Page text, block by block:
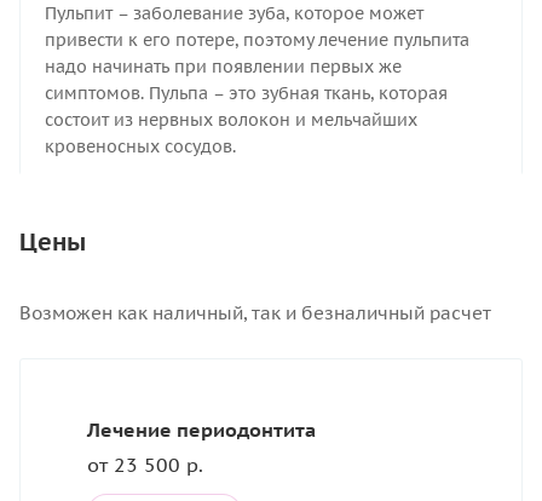
Пульпит – заболевание зуба, которое может
привести к его потере, поэтому лечение пульпита
надо начинать при появлении первых же
симптомов. Пульпа – это зубная ткань, которая
состоит из нервных волокон и мельчайших
кровеносных сосудов.
Цены
Возможен как наличный, так и безналичный расчет
Лечение периодонтита
от 23 500 р.